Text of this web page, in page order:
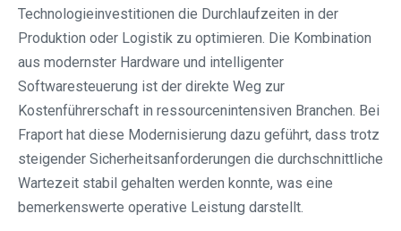
Technologieinvestitionen die Durchlaufzeiten in der
Produktion oder Logistik zu optimieren. Die Kombination
aus modernster Hardware und intelligenter
Softwaresteuerung ist der direkte Weg zur
Kostenführerschaft in ressourcenintensiven Branchen. Bei
Fraport hat diese Modernisierung dazu geführt, dass trotz
steigender Sicherheitsanforderungen die durchschnittliche
Wartezeit stabil gehalten werden konnte, was eine
bemerkenswerte operative Leistung darstellt.